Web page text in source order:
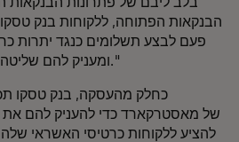
הבנקאות הפתוחה, ללקוחות בנק
פעם לבצע תשלומים כנגד יתרות
ומעניק להם שליטה מלאה על הכספים שלהם."
כחלק מהעסקה, בנק טסקו
להציע ללקוחות כרטיסי האשראי